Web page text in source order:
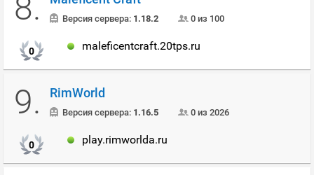
8. Версия сервера: 1.18.2 0 из 100
0 maleficentcraft.20tps.ru
9. RimWorld
Версия сервера: 1.16.5 0 из 2026
0 play.rimworlda.ru